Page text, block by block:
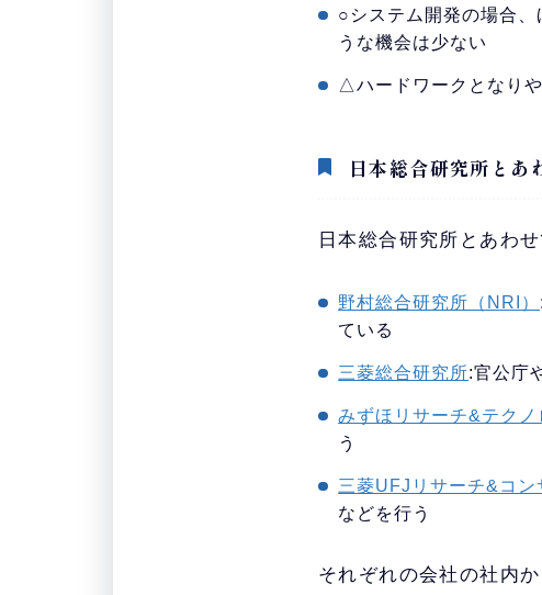
○システム開発の場合
うな機会は少ない
△ハードワークとなり
日本総合研究所とあ
日本総合研究所とあわ
野村総合研究所（NRI）
ている
三菱総合研究所:官公庁
みずほリサーチ&テクノ
う
三菱UFJリサーチ&コン
などを行う
それぞれの会社の社内